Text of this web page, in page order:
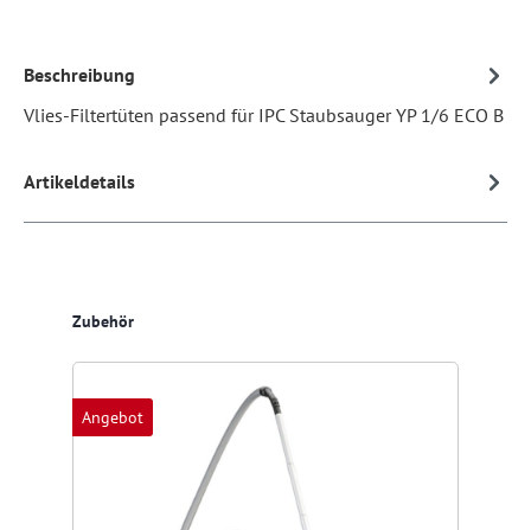
Beschreibung
Vlies-Filtertüten passend für IPC Staubsauger YP 1/6 ECO B
Artikeldetails
Produktgalerie überspringen
Zubehör
Angebot